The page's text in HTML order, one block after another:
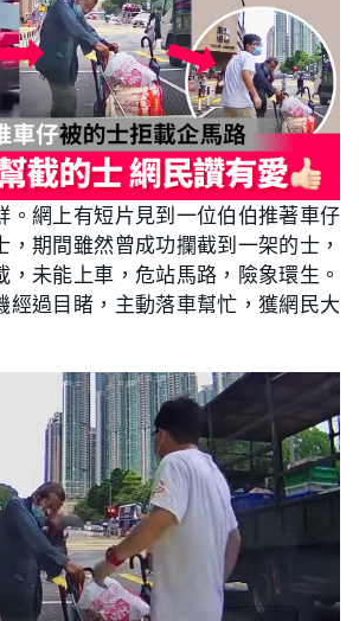
。網上有短片見到一位伯伯推著車仔
，期間雖然曾成功攔截到一架的士，
，未能上車，危站馬路，險象環生。
經過目睹，主動落車幫忙，獲網民大